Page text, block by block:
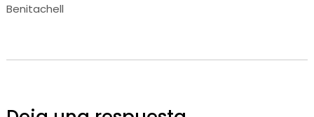
Benitachell